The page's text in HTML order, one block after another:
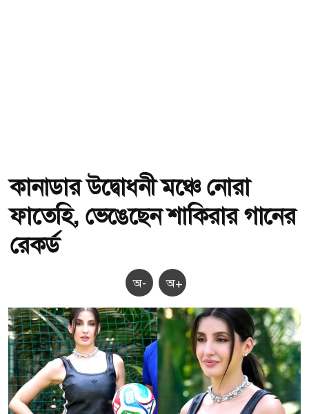
কানাডার উদ্বোধনী মঞ্চে নোরা
ফাতেহি, ভেঙেছেন শাকিরার গানের
রেকর্ড
অ- অ+